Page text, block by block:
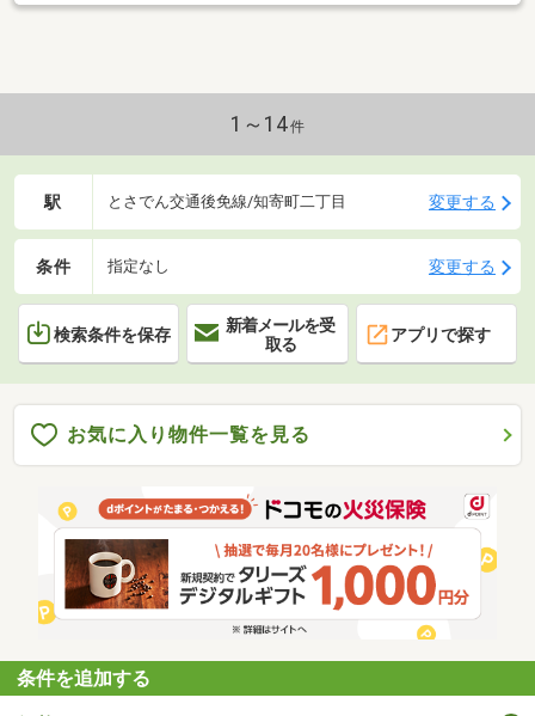
1～14件
駅 とさでん交通後免線/知寄町二丁目 変更する
条件 指定なし 変更する
検索条件を保存
新着メールを受
取る
アプリで探す
お気に入り物件一覧を見る
条件を追加する